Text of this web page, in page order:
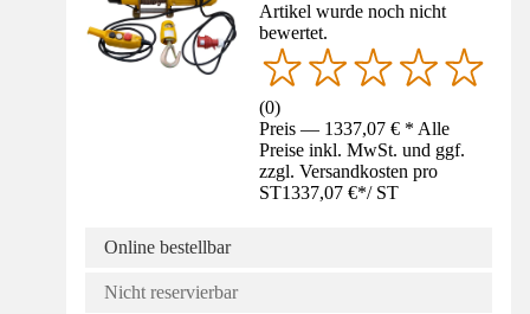
Artikel wurde noch nicht
bewertet.
(0)
Preis — 1337,07 € * Alle
Preise inkl. MwSt. und ggf.
zzgl. Versandkosten pro
ST1337,07 €*/ ST
Online bestellbar
Nicht reservierbar